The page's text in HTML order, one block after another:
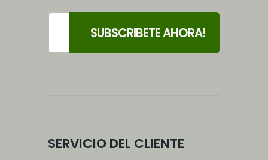
SERVICIO DEL CLIENTE